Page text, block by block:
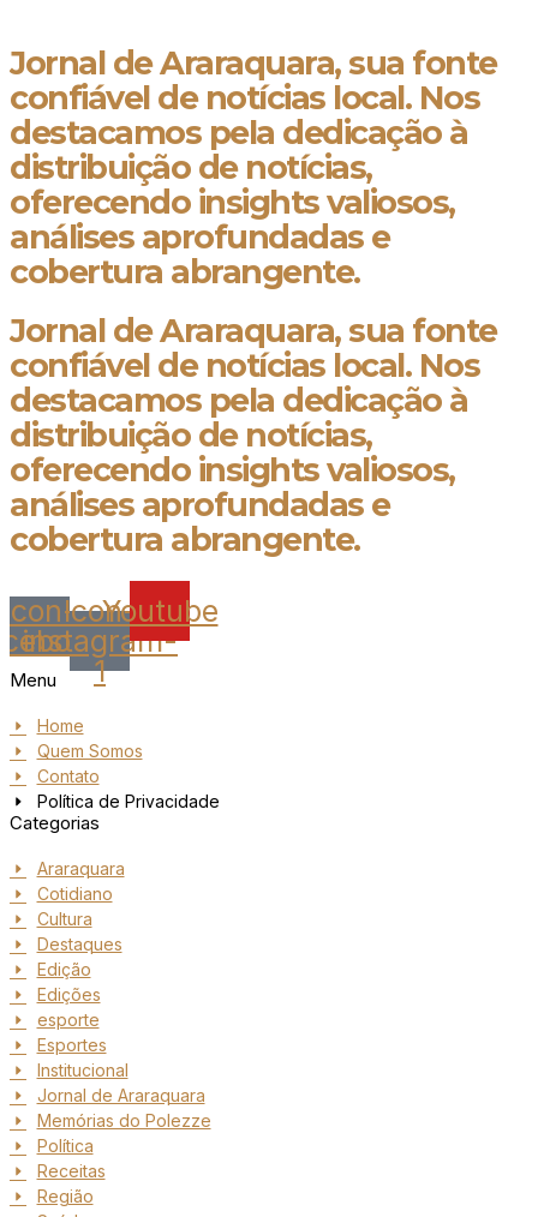
Jornal de Araraquara, sua fonte
confiável de notícias local. Nos
destacamos pela dedicação à
distribuição de notícias,
oferecendo insights valiosos,
análises aprofundadas e
cobertura abrangente.
Jornal de Araraquara, sua fonte
confiável de notícias local. Nos
destacamos pela dedicação à
distribuição de notícias,
oferecendo insights valiosos,
análises aprofundadas e
cobertura abrangente.
Icon-Icon-
instagram-
1
Youtube
Menu
Home
Quem Somos
Contato
Política de Privacidade
Categorias
Araraquara
Cotidiano
Cultura
Destaques
Edição
Edições
esporte
Esportes
Institucional
Jornal de Araraquara
Memórias do Polezze
Política
Receitas
Região